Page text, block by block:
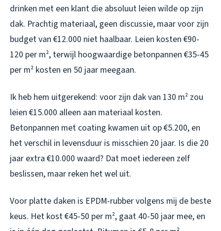
drinken met een klant die absoluut leien wilde op zijn
dak. Prachtig materiaal, geen discussie, maar voor zijn
budget van €12.000 niet haalbaar. Leien kosten €90-
120 per m², terwijl hoogwaardige betonpannen €35-45
per m² kosten en 50 jaar meegaan.
Ik heb hem uitgerekend: voor zijn dak van 130 m² zou
leien €15.000 alleen aan materiaal kosten.
Betonpannen met coating kwamen uit op €5.200, en
het verschil in levensduur is misschien 20 jaar. Is die 20
jaar extra €10.000 waard? Dat moet iedereen zelf
beslissen, maar reken het wel uit.
Voor platte daken is EPDM-rubber volgens mij de beste
keus. Het kost €45-50 per m², gaat 40-50 jaar mee, en